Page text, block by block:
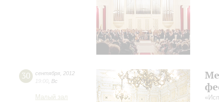
30 сентября 2012
19:00
Вс
Малый зал